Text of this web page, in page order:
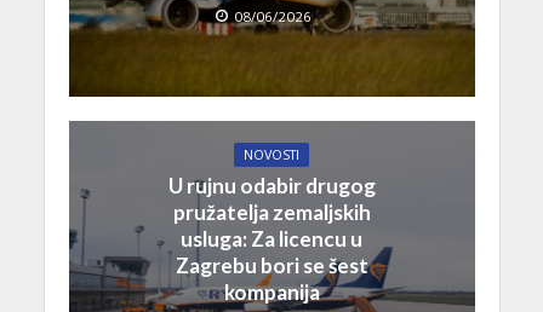
08/06/2026
NOVOSTI
U rujnu odabir drugog
pružatelja zemaljskih
usluga: Za licencu u
Zagrebu bori se šest
kompanija